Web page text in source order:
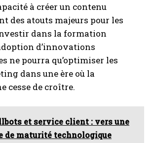
à créer un contenu
des atouts majeurs pour les
dans la formation
d’innovations
ne pourra qu’optimiser les
dans une ère où la
cesse de croître.
et service client : vers une
de maturité technologique